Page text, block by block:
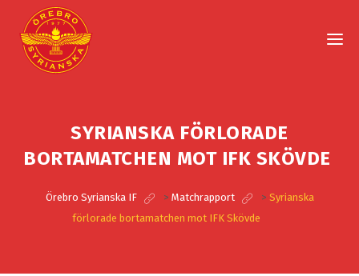
SYRIANSKA FÖRLORADE
BORTAMATCHEN MOT IFK SKÖVDE
Örebro Syrianska IF > Matchrapport > Syrianska
förlorade bortamatchen mot IFK Skövde